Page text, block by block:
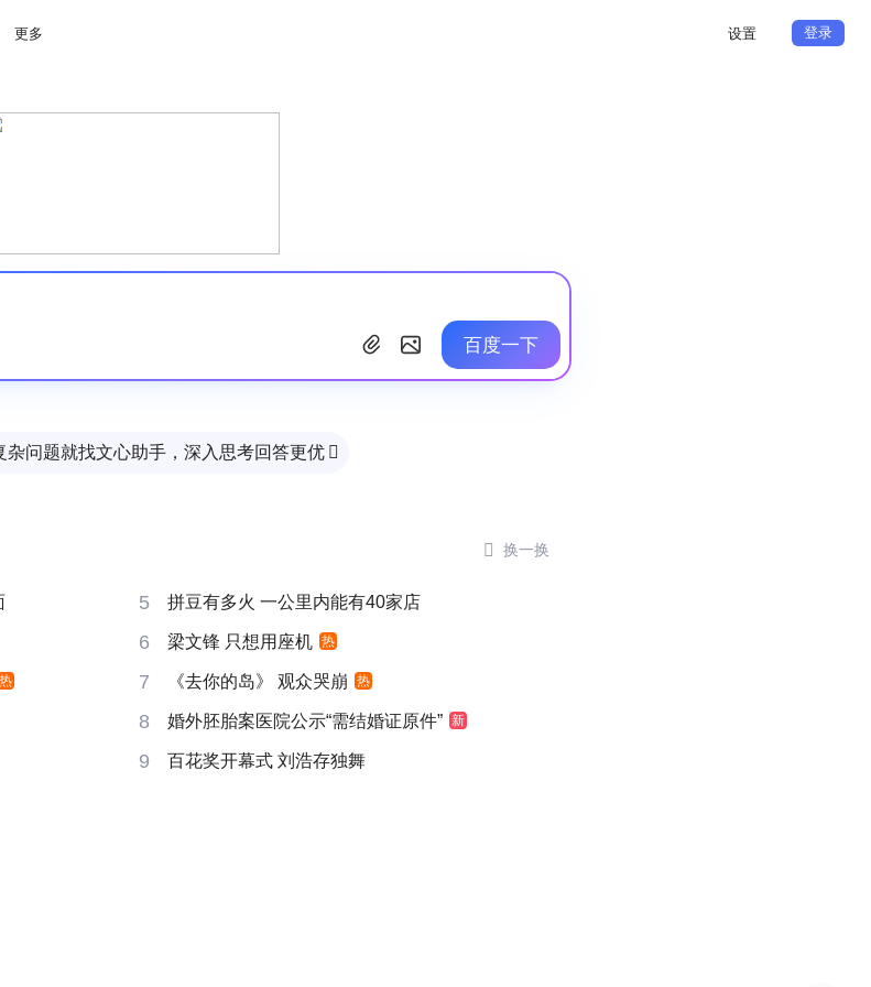
更多 设置 登录
百度一下
杂问题就找文心助手，深入思考回答更优 
 换一换
5 拼豆有多火 一公里内能有40家店
6 梁文锋 只想用座机 热
热 7 《去你的岛》 观众哭崩 热
8 婚外胚胎案医院公示“需结婚证原件” 新
9 百花奖开幕式 刘浩存独舞